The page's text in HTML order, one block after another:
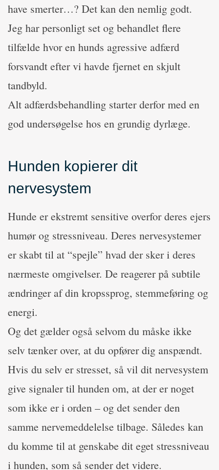
have smerter…? Det kan den nemlig godt.
Jeg har personligt set og behandlet flere
tilfælde hvor en hunds agressive adfærd
forsvandt efter vi havde fjernet en skjult
tandbyld.
Alt adfærdsbehandling starter derfor med en
god undersøgelse hos en grundig dyrlæge.
Hunden kopierer dit
nervesystem
Hunde er ekstremt sensitive overfor deres ejers
humør og stressniveau. Deres nervesystemer
er skabt til at “spejle” hvad der sker i deres
nærmeste omgivelser. De reagerer på subtile
ændringer af din kropssprog, stemmeføring og
energi.
Og det gælder også selvom du måske ikke
selv tænker over, at du opfører dig anspændt.
Hvis du selv er stresset, så vil dit nervesystem
give signaler til hunden om, at der er noget
som ikke er i orden – og det sender den
samme nervemeddelelse tilbage. Således kan
du komme til at genskabe dit eget stressniveau
i hunden, som så sender det videre.